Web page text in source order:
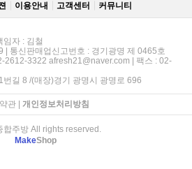
이용안내 고객센터 커뮤니티
임자 : 김철
| 통신판매업신고번호 : 경기광명 제 0465호
2612-3322 afresh21@naver.com | 팩스 : 02-
길 8 /(매장)경기 광명시 광명로 696
관| 개인정보처리방침
주방 All rights reserved.
MakeShop